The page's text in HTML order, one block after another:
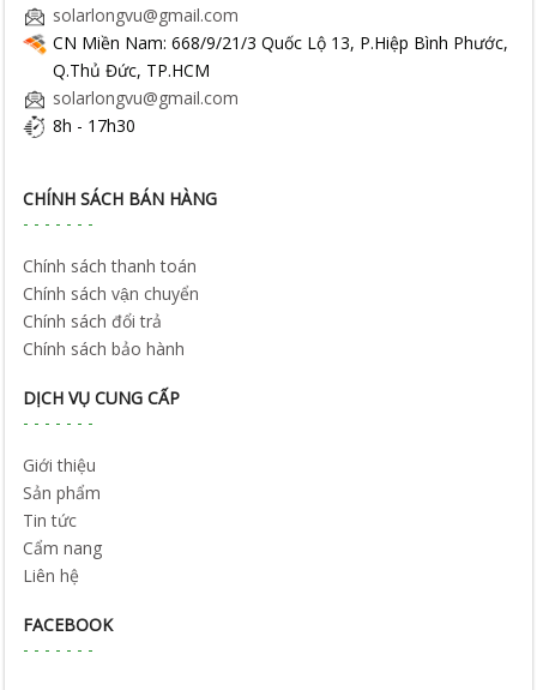
solarlongvu@gmail.com
CN Miền Nam: 668/9/21/3 Quốc Lộ 13, P.Hiệp Bình Phước,
Q.Thủ Đức, TP.HCM
solarlongvu@gmail.com
8h - 17h30
CHÍNH SÁCH BÁN HÀNG
Chính sách thanh toán
Chính sách vận chuyển
Chính sách đổi trả
Chính sách bảo hành
DỊCH VỤ CUNG CẤP
Giới thiệu
Sản phẩm
Tin tức
Cẩm nang
Liên hệ
FACEBOOK